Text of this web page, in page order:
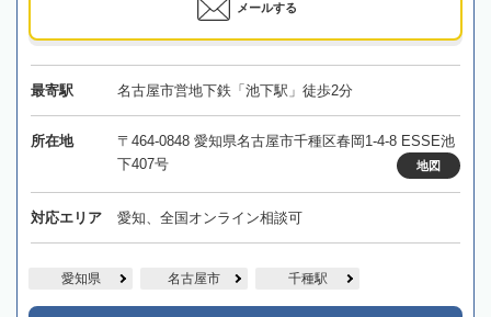
メールする
最寄駅 名古屋市営地下鉄「池下駅」徒歩2分
所在地
〒464-0848 愛知県名古屋市千種区春岡1-4-8 ESSE池
下407号
地図
対応エリア 愛知、全国オンライン相談可
愛知県 名古屋市 千種駅